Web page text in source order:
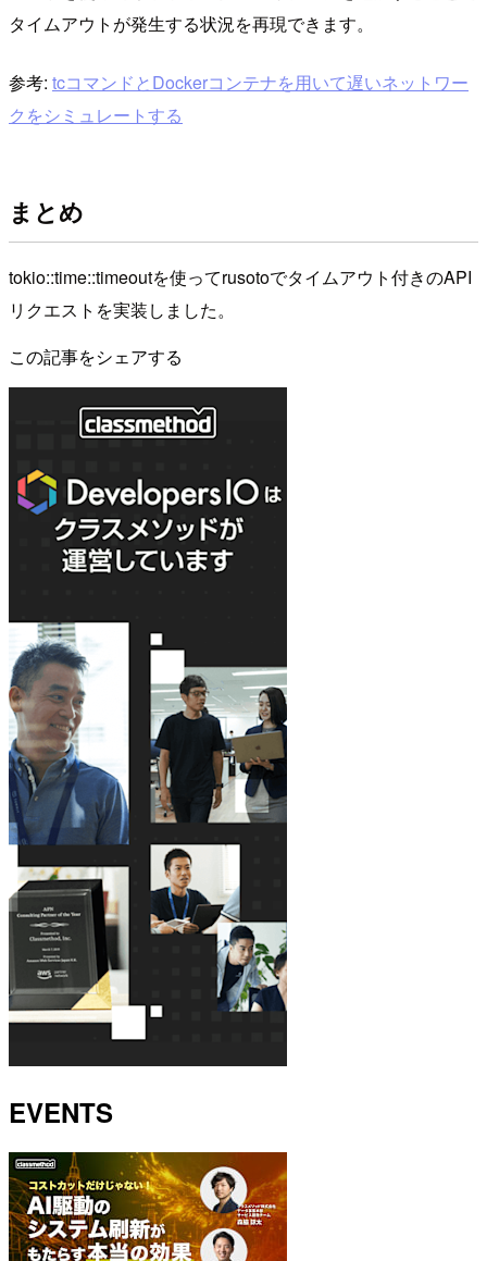
タイムアウトが発生する状況を再現できます。
参考: tcコマンドとDockerコンテナを用いて遅いネットワー
クをシミュレートする
まとめ
tokio::time::timeoutを使ってrusotoでタイムアウト付きのAPI
リクエストを実装しました。
この記事をシェアする
EVENTS